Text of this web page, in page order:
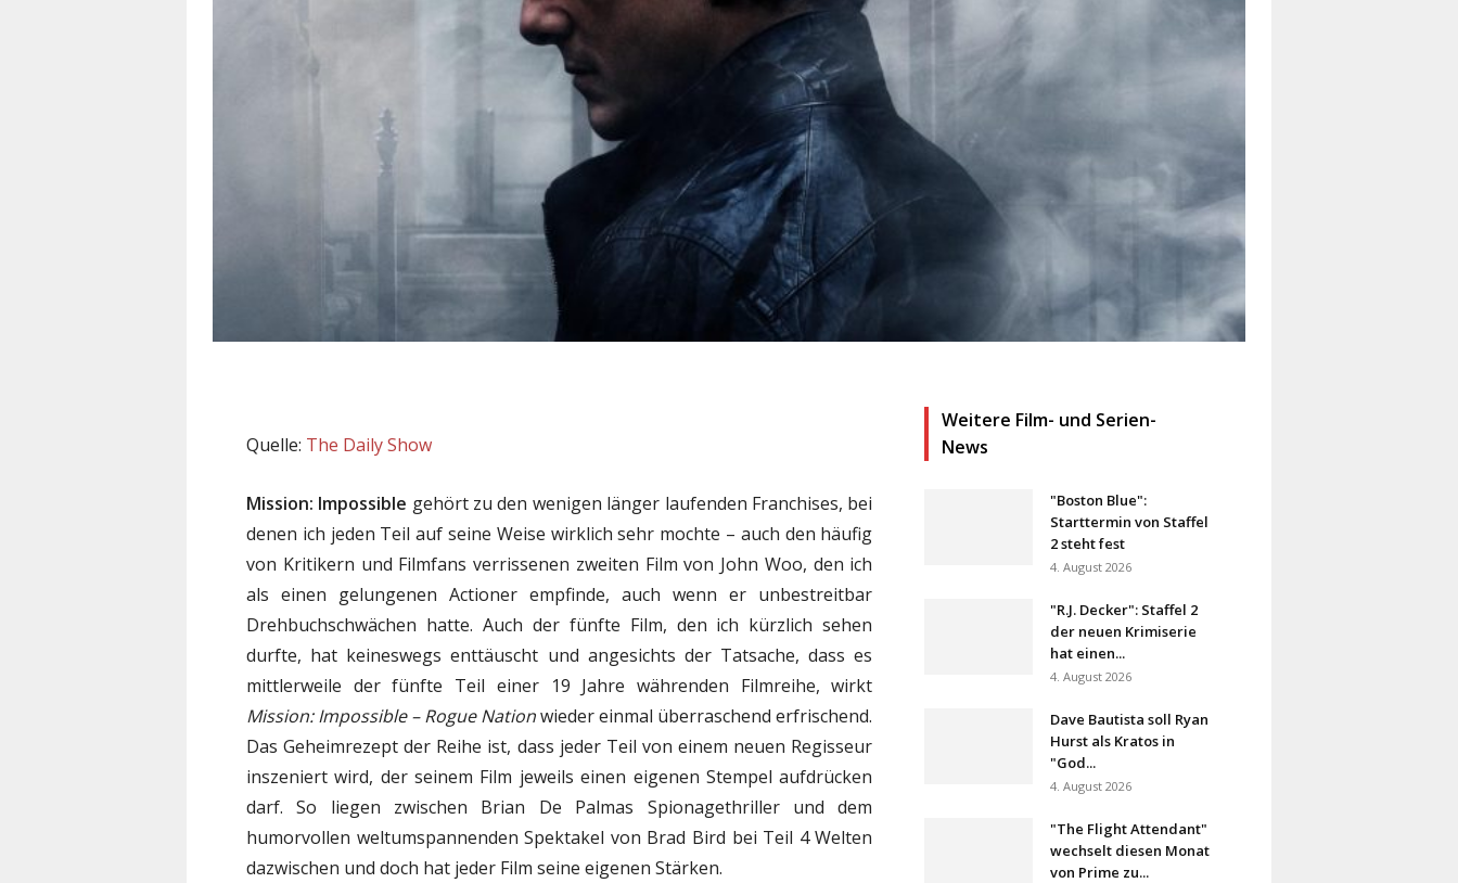
Quelle: The Daily Show
Mission: Impossible gehört zu den wenigen länger laufenden Franchises, bei
denen ich jeden Teil auf seine Weise wirklich sehr mochte – auch den häufig
von Kritikern und Filmfans verrissenen zweiten Film von John Woo, den ich
als einen gelungenen Actioner empfinde, auch wenn er unbestreitbar
Drehbuchschwächen hatte. Auch der fünfte Film, den ich kürzlich sehen
durfte, hat keineswegs enttäuscht und angesichts der Tatsache, dass es
mittlerweile der fünfte Teil einer 19 Jahre währenden Filmreihe, wirkt
Mission: Impossible – Rogue Nationwieder einmal überraschend erfrischend.
Das Geheimrezept der Reihe ist, dass jeder Teil von einem neuen Regisseur
inszeniert wird, der seinem Film jeweils einen eigenen Stempel aufdrücken
darf. So liegen zwischen Brian De Palmas Spionagethriller und dem
humorvollen weltumspannenden Spektakel von Brad Bird bei Teil 4 Welten
dazwischen und doch hat jeder Film seine eigenen Stärken.
Weitere Film- und Serien-
News
"Boston Blue":
Starttermin von Staffel
2 steht fest
4. August 2026
"R.J. Decker": Staffel 2
der neuen Krimiserie
hat einen...
4. August 2026
Dave Bautista soll Ryan
Hurst als Kratos in
"God...
4. August 2026
"The Flight Attendant"
wechselt diesen Monat
von Prime zu...